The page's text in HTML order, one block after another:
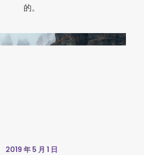
的。
2019 年 5 月 1 日